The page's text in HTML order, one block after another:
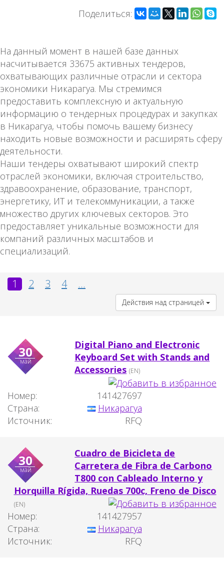
Поделиться:
На данный момент в нашей базе данных
насчитывается 33675 активных тендеров,
охватывающих различные отрасли и сектора
экономики Никарагуа. Мы стремимся
предоставить комплексную и актуальную
информацию о тендерных процедурах и закупках
в Никарагуа, чтобы помочь вашему бизнесу
находить новые возможности и расширять сферу
деятельности.
Наши тендеры охватывают широкий спектр
отраслей экономики, включая строительство,
здравоохранение, образование, транспорт,
энергетику, ИТ и телекоммуникации, а также
множество других ключевых секторов. Это
предоставляет уникальные возможности для
компаний различных масштабов и
специализаций.
1 2 3 4 ...
Действия над страницей
30
май
Digital Piano and Electronic
Keyboard Set with Stands and
Accessories (EN)
Номер:
141427697
Страна:
Никарагуа
Источник:
RFQ
30
май
Cuadro de Bicicleta de
Carretera de Fibra de Carbono
T800 con Cableado Interno y
Horquilla Rígida, Ruedas 700c, Freno de Disco
(EN)
Номер:
141427957
Страна:
Никарагуа
Источник:
RFQ